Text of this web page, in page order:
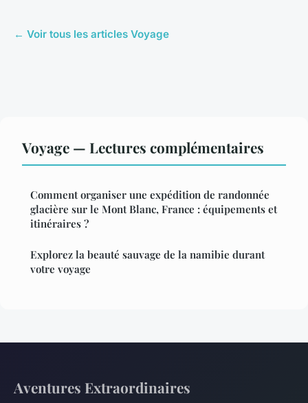
← Voir tous les articles Voyage
Voyage — Lectures complémentaires
Comment organiser une expédition de randonnée
glacière sur le Mont Blanc, France : équipements et
itinéraires ?
Explorez la beauté sauvage de la namibie durant
votre voyage
Aventures Extraordinaires